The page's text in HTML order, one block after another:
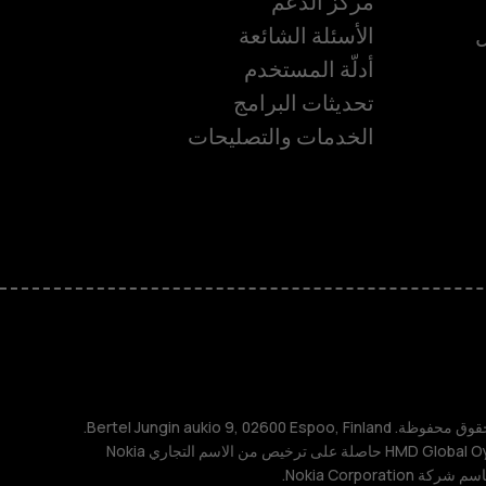
الأسئلة الشائعة
أدلّة المستخدم
تحديثات البرامج
الخدمات والتصليحات
TM و © 2026 HMD Global. جميع الحقوق محفوظة. Bertel Jungin aukio 9, 02600 Espoo, Finland.
مُعرِّف الشركة: 2724044-2. شركة HMD Global Oy حاصلة على ترخيص من الاسم التجاري Nokia